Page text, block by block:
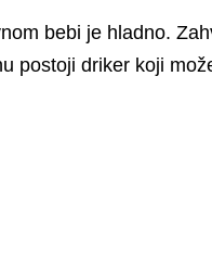
bebi je hladno.
postoji driker koji